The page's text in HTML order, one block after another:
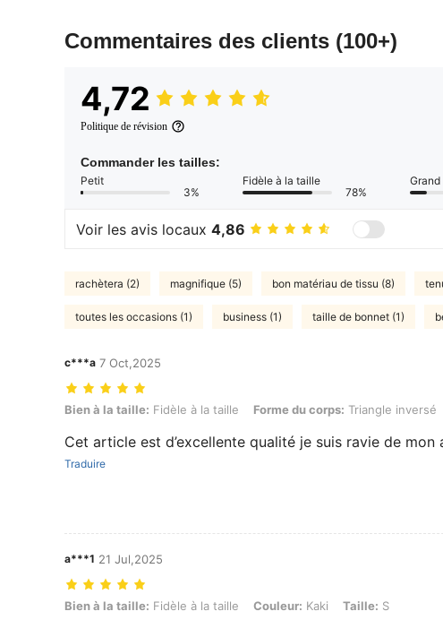
Commentaires des clients (100+)
4,72
Politique de révision
Commander les tailles:
Petit
3%
Fidèle à la taille
78%
Grand
Voir les avis locaux 4,86
rachètera (2) magnifique (5) bon matériau de tissu (8)
toutes les occasions (1) business (1) taille de bonnet (1)
c***a 7 Oct,2025
Bien à la taille: Fidèle à la taille, Forme du corps: Triangle inversé, Couleur:
Bien à la taille: Fidèle à la taille Forme du corps: Triangle inversé
Cet article est d’excellente qualité je suis ravie de mon
Traduire
a***1 21 Jul,2025
Bien à la taille: Fidèle à la taille, Couleur: Kaki, Taille: S
Bien à la taille: Fidèle à la taille Couleur: Kaki Taille: S